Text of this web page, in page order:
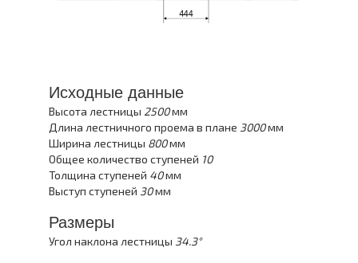
Исходные данные
Высота лестницы 2500мм
Длина лестничного проема в плане 3000мм
Ширина лестницы 800мм
Общее количество ступеней 10
Толщина ступеней 40мм
Выступ ступеней 30мм
Размеры
Угол наклона лестницы 34.3°